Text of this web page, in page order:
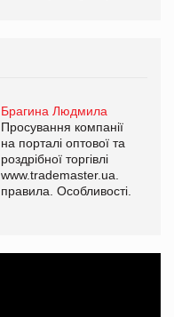
Брагина Людмила
Просування компанії
на порталі оптової та
роздрібної торгівлі
www.trademaster.ua.
правила. Особливості.